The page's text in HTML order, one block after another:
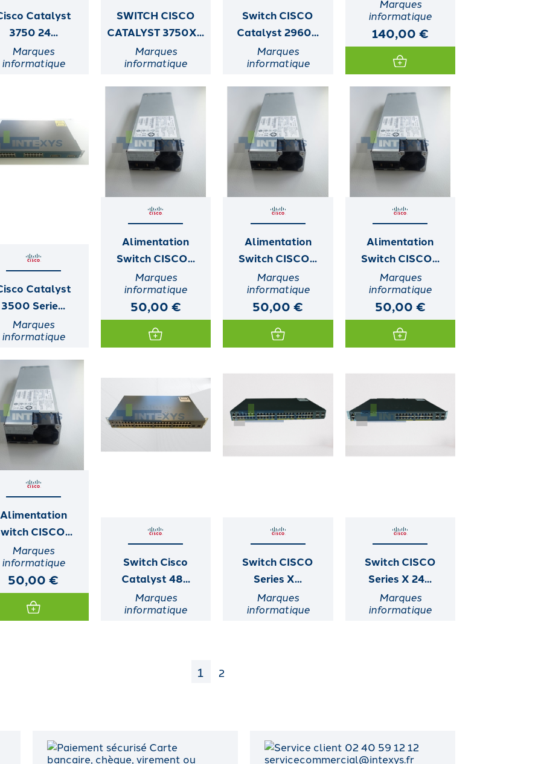
Catalyst
3750 24...
Marques
informatique
SWITCH CISCO
CATALYST 3750X...
Marques
informatique
Switch CISCO
Catalyst 2960...
Marques
informatique
Marques
informatique
140,00 €
Catalyst
3500 Serie...
Marques
informatique
Alimentation
Switch CISCO...
Marques
informatique
50,00 €
Alimentation
Switch CISCO...
Marques
informatique
50,00 €
Alimentation
Switch CISCO...
Marques
informatique
50,00 €
Alimentation
CISCO...
Marques
informatique
50,00 €
Switch Cisco
Catalyst 48...
Marques
informatique
Switch CISCO
Series X...
Marques
informatique
Switch CISCO
Series X 24...
Marques
informatique
1 2